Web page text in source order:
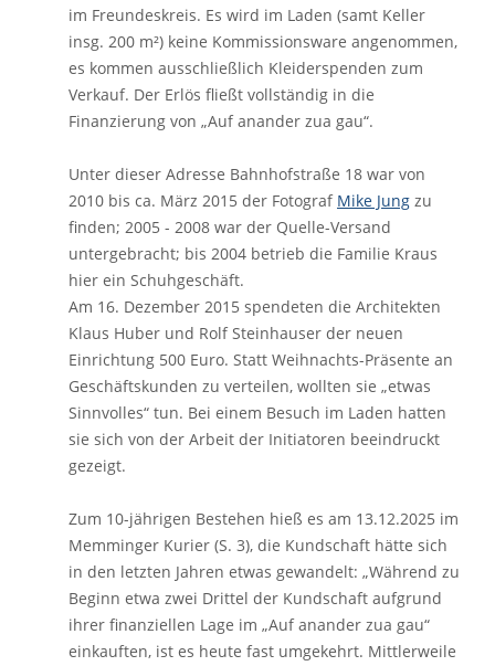
im Freundeskreis. Es wird im Laden (samt Keller
insg. 200 m²) keine Kommissionsware angenommen,
es kommen ausschließlich Kleiderspenden zum
Verkauf. Der Erlös fließt vollständig in die
Finanzierung von „Auf anander zua gau“.
Unter dieser Adresse Bahnhofstraße 18 war von
2010 bis ca. März 2015 der Fotograf Mike Jung zu
finden; 2005 - 2008 war der Quelle-Versand
untergebracht; bis 2004 betrieb die Familie Kraus
hier ein Schuhgeschäft.
Am 16. Dezember 2015 spendeten die Architekten
Klaus Huber und Rolf Steinhauser der neuen
Einrichtung 500 Euro. Statt Weihnachts-Präsente an
Geschäftskunden zu verteilen, wollten sie „etwas
Sinnvolles“ tun. Bei einem Besuch im Laden hatten
sie sich von der Arbeit der Initiatoren beeindruckt
gezeigt.
Zum 10-jährigen Bestehen hieß es am 13.12.2025 im
Memminger Kurier (S. 3), die Kundschaft hätte sich
in den letzten Jahren etwas gewandelt: „Während zu
Beginn etwa zwei Drittel der Kundschaft aufgrund
ihrer finanziellen Lage im „Auf anander zua gau“
einkauften, ist es heute fast umgekehrt. Mittlerweile